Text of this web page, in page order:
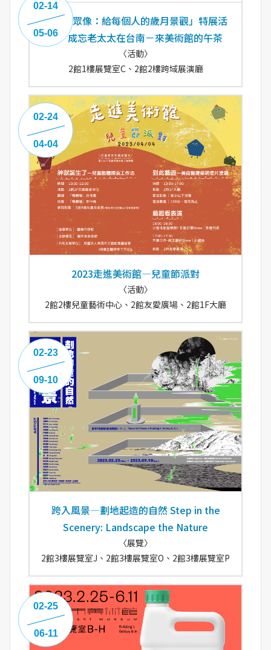
「時間眾像：給每個人的歲月景觀」特展活
動 成忘老太太在台南－來美術館的午茶
〈活動〉
2館1樓展覽室C、2館2樓跨域展演廳
02-14
05-06
2023走進美術館—兒童節派對
〈活動〉
2館2樓兒童藝術中心、2館友愛廣場、2館1F大廳
02-24
04-04
跨入風景—劃地起造的自然 Step in the
Scenery: Landscape the Nature
〈展覽〉
2館3樓展覽室J、2館3樓展覽室O、2館3樓展覽室P
02-23
09-10
02-25
06-11